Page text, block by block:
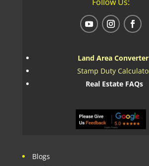
Land Area Converter
Stamp Duty
Real Estate FAQs
Blogs